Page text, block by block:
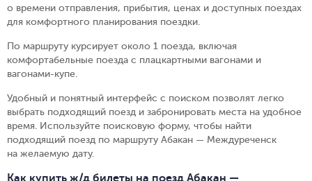
о времени отправления, прибытия, ценах и доступных поездах
для комфортного планирования поездки.
По маршруту курсирует около 1 поезда, включая
комфортабельные поезда с плацкартными вагонами и
вагонами-купе.
Удобный и понятный интерфейс с поиском позволят легко
выбрать подходящий поезд и забронировать места на удобное
время. Используйте поисковую форму, чтобы найти
подходящий поезд по маршруту Абакан — Междуреченск
на желаемую дату.
Как купить ж/д билеты на поезд Абакан —